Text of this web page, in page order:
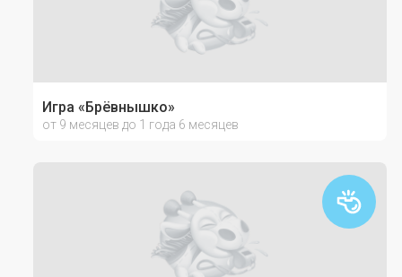
Игра «Брёвнышко»
от 9 месяцев до 1 года 6 месяцев